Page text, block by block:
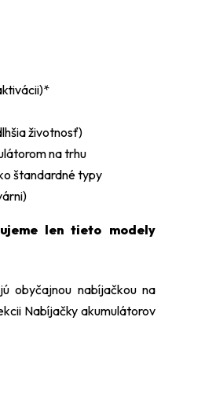
životnosť)
na trhu
štandardné typy
len tieto modely
obyčajnou nabíjačkou na
Nabíjačky akumulátorov